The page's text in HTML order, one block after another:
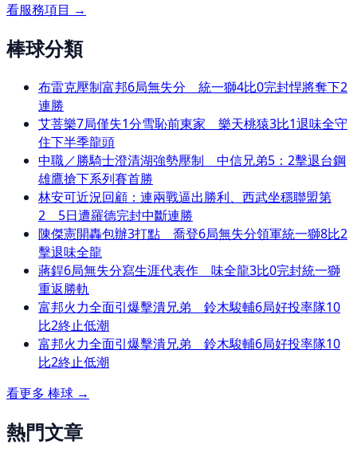
看服務項目 →
棒球分類
布雷克壓制富邦6局無失分 統一獅4比0完封悍將奪下2
連勝
艾菩樂7局僅失1分雪恥前東家 樂天桃猿3比1退味全守
住下半季龍頭
中職／勝騎士澄清湖強勢壓制 中信兄弟5：2擊退台鋼
雄鷹搶下系列賽首勝
林安可近況回顧：連兩戰逼出勝利、西武坐穩聯盟第
2 5日遭羅德完封中斷連勝
陳傑憲開轟包辦3打點 喬登6局無失分領軍統一獅8比2
擊退味全龍
蔣銲6局無失分寫生涯代表作 味全龍3比0完封統一獅
重返勝軌
富邦火力全面引爆擊潰兄弟 鈴木駿輔6局好投率隊10
比2終止低潮
富邦火力全面引爆擊潰兄弟 鈴木駿輔6局好投率隊10
比2終止低潮
看更多 棒球 →
熱門文章